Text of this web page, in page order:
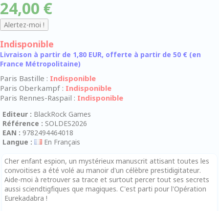
24,00 €
Indisponible
Livraison à partir de 1,80 EUR, offerte à partir de 50 € (en
France Métropolitaine)
Paris Bastille : Indisponible
Paris Oberkampf : Indisponible
Paris Rennes-Raspail : Indisponible
Editeur : BlackRock Games
Référence : SOLDES2026
EAN : 9782494464018
Langue :
En Français
Cher enfant espion, un mystérieux manuscrit attisant toutes les
convoitises a été volé au manoir d'un célèbre prestidigitateur.
Aide-moi à retrouver sa trace et surtout percer tout ses secrets
aussi sciendtigfiques que magiques. C'est parti pour l'Opération
Eurekadabra !